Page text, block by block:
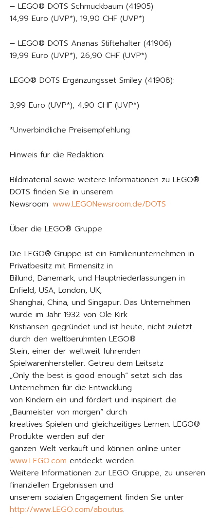
– LEGO® DOTS Schmuckbaum (41905):
14,99 Euro (UVP*), 19,90 CHF (UVP*)
– LEGO® DOTS Ananas Stiftehalter (41906):
19,99 Euro (UVP*), 26,90 CHF (UVP*)
LEGO® DOTS Ergänzungsset Smiley (41908):
3,99 Euro (UVP*), 4,90 CHF (UVP*)
*Unverbindliche Preisempfehlung
Hinweis für die Redaktion:
Bildmaterial sowie weitere Informationen zu LEGO®
DOTS finden Sie in unserem
Newsroom: www.LEGONewsroom.de/DOTS
Über die LEGO® Gruppe
Die LEGO® Gruppe ist ein Familienunternehmen in
Privatbesitz mit Firmensitz in
Billund, Dänemark, und Hauptniederlassungen in
Enfield, USA, London, UK,
Shanghai, China, und Singapur. Das Unternehmen
wurde im Jahr 1932 von Ole Kirk
Kristiansen gegründet und ist heute, nicht zuletzt
durch den weltberühmten LEGO®
Stein, einer der weltweit führenden
Spielwarenhersteller. Getreu dem Leitsatz
„Only the best is good enough“ setzt sich das
Unternehmen für die Entwicklung
von Kindern ein und fördert und inspiriert die
„Baumeister von morgen“ durch
kreatives Spielen und gleichzeitiges Lernen. LEGO®
Produkte werden auf der
ganzen Welt verkauft und können online unter
www.LEGO.com entdeckt werden.
Weitere Informationen zur LEGO Gruppe, zu unseren
finanziellen Ergebnissen und
unserem sozialen Engagement finden Sie unter
http://www.LEGO.com/aboutus.